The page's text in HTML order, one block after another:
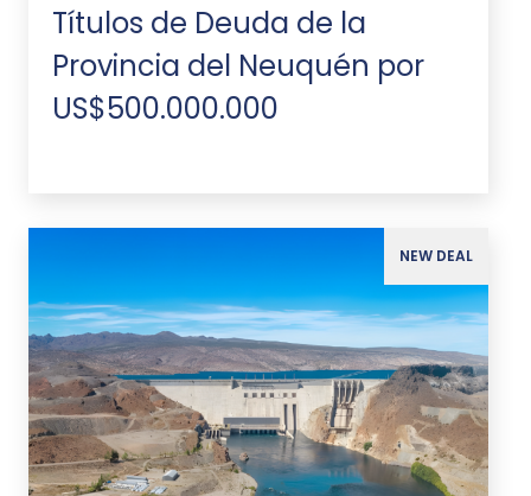
Títulos de Deuda de la
Provincia del Neuquén por
US$500.000.000
NEW DEAL